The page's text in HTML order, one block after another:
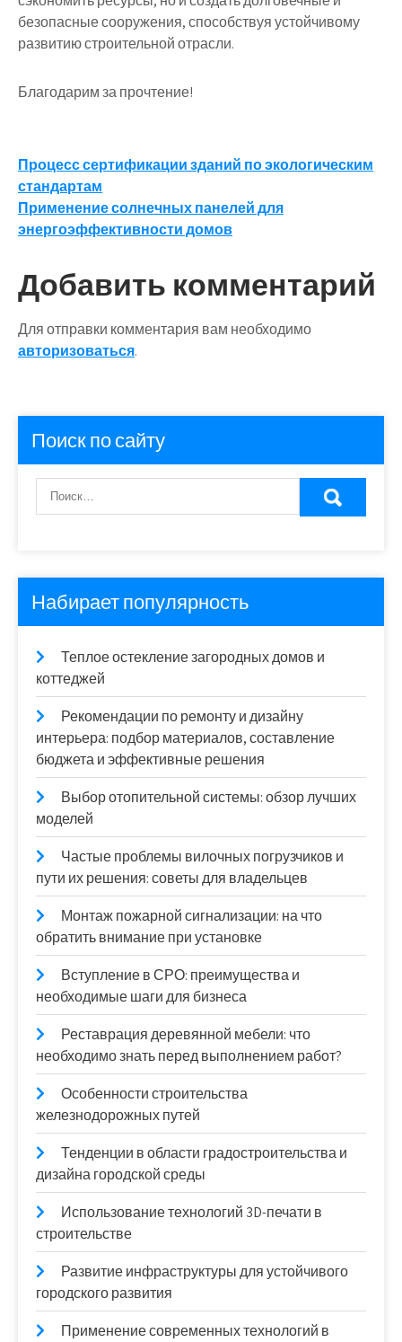
безопасные сооружения, способствуя устойчивому
развитию строительной отрасли.
Благодарим за прочтение!
Навигация
по
записям
Процесс сертификации зданий по экологическим
стандартам
Применение солнечных панелей для
энергоэффективности домов
Добавить комментарий
Для отправки комментария вам необходимо
авторизоваться.
Поиск по сайту
Набирает популярность
Теплое остекление загородных домов и
коттеджей
Рекомендации по ремонту и дизайну
интерьера: подбор материалов, составление
бюджета и эффективные решения
Выбор отопительной системы: обзор лучших
моделей
Частые проблемы вилочных погрузчиков и
пути их решения: советы для владельцев
Монтаж пожарной сигнализации: на что
обратить внимание при установке
Вступление в СРО: преимущества и
необходимые шаги для бизнеса
Реставрация деревянной мебели: что
необходимо знать перед выполнением работ?
Особенности строительства
железнодорожных путей
Тенденции в области градостроительства и
дизайна городской среды
Использование технологий 3D-печати в
строительстве
Развитие инфраструктуры для устойчивого
городского развития
Применение современных технологий в